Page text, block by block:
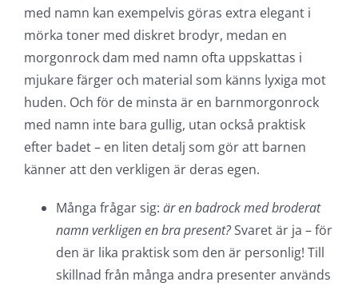
med namn kan exempelvis göras extra elegant i
mörka toner med diskret brodyr, medan en
morgonrock dam med namn ofta uppskattas i
mjukare färger och material som känns lyxiga mot
huden. Och för de minsta är en barnmorgonrock
med namn inte bara gullig, utan också praktisk
efter badet – en liten detalj som gör att barnen
känner att den verkligen är deras egen.
Många frågar sig: är en badrock med broderat
namn verkligen en bra present?Svaret är ja – för
den är lika praktisk som den är personlig! Till
skillnad från många andra presenter används